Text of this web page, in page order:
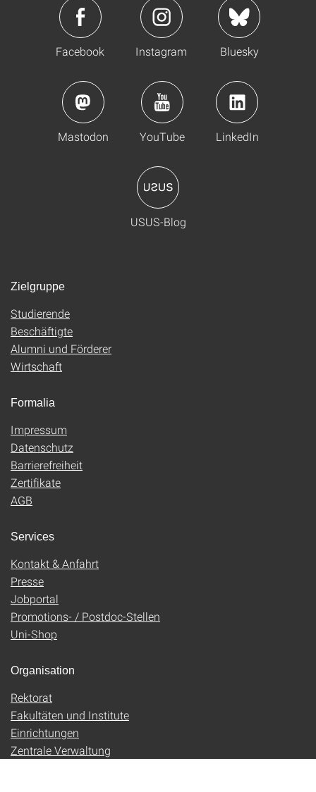
Facebook Instagram Bluesky
Mastodon YouTube LinkedIn
USUS-Blog
Zielgruppe
Studierende
Beschäftigte
Alumni und Förderer
Wirtschaft
Formalia
Impressum
Datenschutz
Barrierefreiheit
Zertifikate
AGB
Services
Kontakt & Anfahrt
Presse
Jobportal
Promotions- / Postdoc-Stellen
Uni-Shop
Organisation
Rektorat
Fakultäten und Institute
Einrichtungen
Zentrale Verwaltung